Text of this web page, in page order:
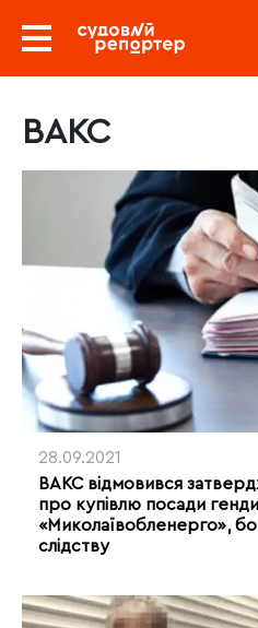
ВАКС
28.09.2021
ВАКС відмовився
про купівлю посади
«Миколаївобленерго»,
слідству